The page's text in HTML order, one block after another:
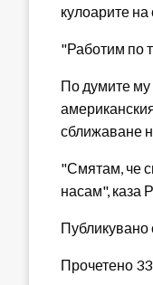
кулоарите
"Работим по
По думите му
сближаване
"Смятам, че
насам", каза
Прочетено